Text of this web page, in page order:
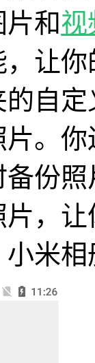
和视
让
自
片。
份
，
米